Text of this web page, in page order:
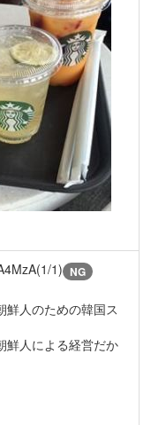
1) NG
鮮人のための韓国ス
鮮人による経営だか